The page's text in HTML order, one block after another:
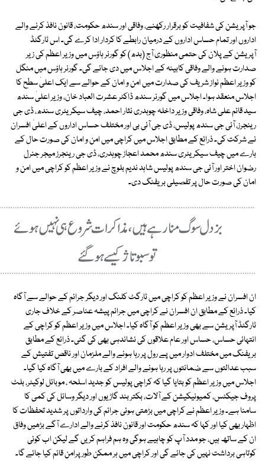
جو آپریشن کی شفافیت کو برقرار رکھنے، وفاقی اور سندھ حکومت، قانون نافذ کرنے والے
اداروں اور تمام حساس اداروں کے درمیان رابطے کا کردار ادا کرے گی۔ اس ٹارگٹڈ
آپریشن کے پلان کی حتمی منظوری آج (بدھ) کو گورنر ہاؤس میں وزیر اعظم کی زیر
صدارت ہونے والے وفاقی کابینہ کے اجلاس میں دی جائے گی۔ گورنر ہاؤس میں منگل
کو وزیر اعظم نواز شریف کی صدارت میں امن و امان کے حوالے سے ایک اعلیٰ سطح کا
اجلاس منعقد ہوا۔ اجلاس میں گورنر سندھ ڈاکٹر عشرت العباد خان، وزیر اعلیٰ سندھ
سید قائم علی شاہ، وفاقی وزیر داخلہ چوہدری نثار احمد، چیف سیکریٹری سندھ، ڈی جی
رینجرز، آئی جی سندھ پولیس، ڈی جی آئی بی اور مختلف حساس اداروں کے اعلیٰ افسران
نے شرکت کی۔ ذرائع کے مطابق اجلاس میں کراچی میں امن و امان کی صورت حال کے
بارے میں چیف سیکریٹری سندھ محمد اعجاز چوہدری، ڈی جی رینجرز میجر جنرل
رضوان اختر اور آئی جی سندھ پولیس شاہد ندیم بلوچ نے وزیر اعظم کو کراچی میں امن و
امان کی صورت حال پر تفصیلی بریفنگ دی۔
ان افسران نے وزیر اعظم کو کراچی میں ٹارگٹ کلنگ اور دیگر جرائم کے حوالے سے آگاہ
کیا۔ ذرائع کے مطابق ان افسران نے کراچی میں جرائم پیشہ عناصر کے خلاف جاری
ٹارگٹڈ آپریشن سے بھی وزیر اعظم کو آگاہ کیا۔ اجلاس میں وزیر اعظم کو کراچی کے
انتہائی حساس، حساس اور عام علاقوں کی نشاندہی بھی کی گئی۔ ذرائع کے مطابق
بریفنگ میں مختلف ادوار میں پے رول پر رہا ہونے والے ملزمان اور ناقص تفتیش کے
سبب عدالتوں سے ضمانتوں پر رہا ہونے والے افراد کے بارے میں بھی آگاہ کیا گیا۔
اجلاس میں وزیر اعظم کو بتایا گیا کہ کراچی پولیس کو جدید اسلحہ ، موبائل لوکیٹر، بلٹ
پروف جیکٹس، کمیونیکیشن کے آلات، بکتر بند گاڑیوں اور دیگر وسائل کی کمی کا
سامنا ہے۔ وزیر اعظم نے کراچی میں بڑھتی ہوئی جرائم کی وارداتوں پر شدید تحفظات کا
اظہار بھی کیا اور کہا کہ سندھ حکومت اور قانون نافذ کرنے والے ادارے آگے بڑھیں وفاق
ان کے ساتھ ہیں، جو مدد آپ کو چاہیے ہوگی وہ ہم فراہم کریں گے لیکن اب کوئی
کوتاہی برداشت نہیں کی جائے گی اور کراچی میں ہر ممکن طور پرامن قائم کیا جائے گا۔